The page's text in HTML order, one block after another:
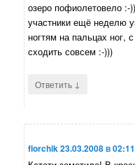
озеро пофиолетовело :-
участники ещё неделю
ногтям на пальцах ног,
сходить совсем :-)))
Ответить ↓
florchik23.03.2008 в 02:11